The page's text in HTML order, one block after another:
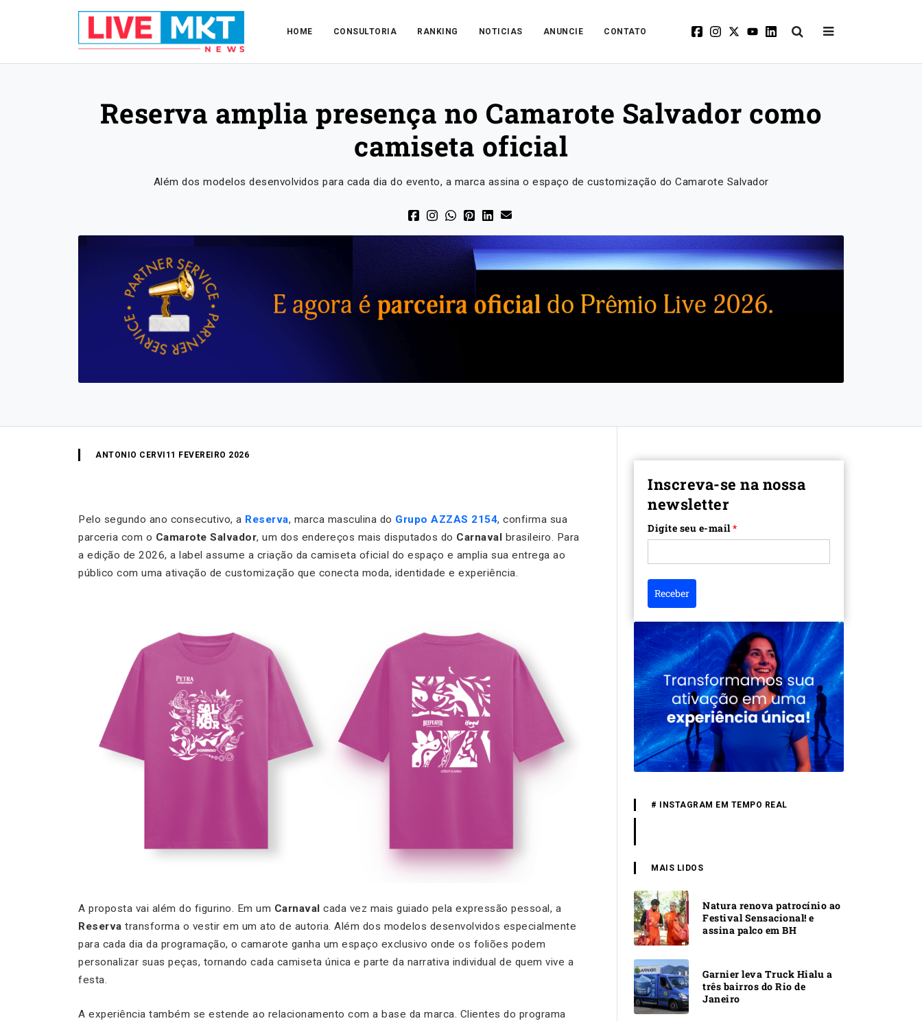
HOME CONSULTORIA RANKING NOTICIAS ANUNCIE CONTATO
Reserva amplia presença no Camarote Salvador como
camiseta oficial
Além dos modelos desenvolvidos para cada dia do evento, a marca assina o espaço de customização do Camarote Salvador
ANTONIO CERVI 11 FEVEREIRO 2026
Pelo segundo ano consecutivo, a Reserva, marca masculina do Grupo AZZAS 2154, confirma sua
parceria com o Camarote Salvador, um dos endereços mais disputados do Carnaval brasileiro. Para
a edição de 2026, a label assume a criação da camiseta oficial do espaço e amplia sua entrega ao
público com uma ativação de customização que conecta moda, identidade e experiência.
A proposta vai além do figurino. Em um Carnaval cada vez mais guiado pela expressão pessoal, a
Reserva transforma o vestir em um ato de autoria. Além dos modelos desenvolvidos especialmente
para cada dia da programação, o camarote ganha um espaço exclusivo onde os foliões podem
personalizar suas peças, tornando cada camiseta única e parte da narrativa individual de quem vive a
festa.
A experiência também se estende ao relacionamento com a base da marca. Clientes do programa
Inscreva-se na nossa
newsletter
Digite seu e-mail*
Receber
# INSTAGRAM EM TEMPO REAL
MAIS LIDOS
Natura renova patrocínio ao
Festival Sensacional! e
assina palco em BH
Garnier leva Truck Hialu a
três bairros do Rio de
Janeiro